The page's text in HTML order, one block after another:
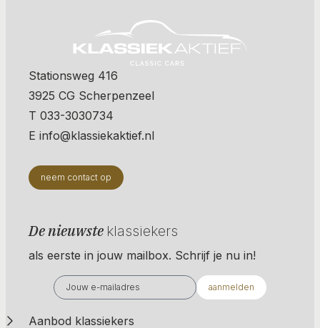
Stationsweg 416
3925 CG Scherpenzeel
T 033-3030734
E info@klassiekaktief.nl
neem contact op
De nieuwste klassiekers
als eerste in jouw mailbox. Schrijf je nu in!
aanmelden
Aanbod klassiekers